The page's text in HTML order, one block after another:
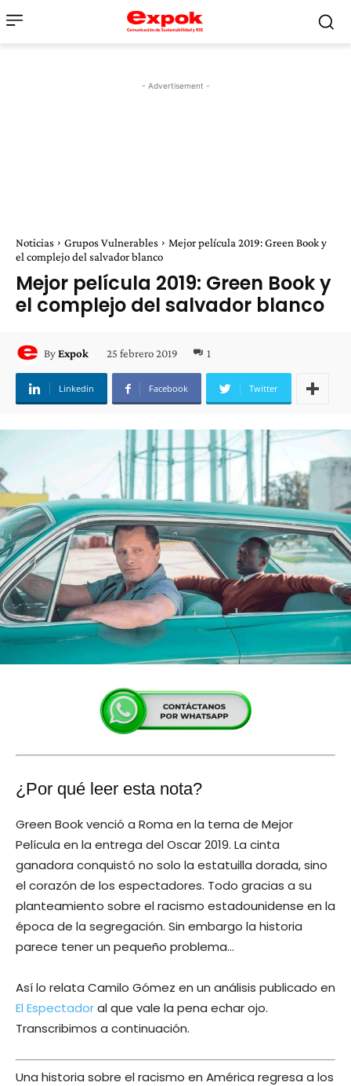
- Advertisement -
Noticias Grupos Vulnerables
Mejor película 2019: Green Book y
el complejo del salvador blanco
Mejor película 2019: Green Book y
el complejo del salvador blanco
ByExpok 25 febrero 2019 1
Linkedin Facebook Twitter
¿Por qué leer esta nota?
Green Book venció a Roma en la terna de Mejor
Película en la entrega del Oscar 2019. La cinta
ganadora conquistó no solo la estatuilla dorada, sino
el corazón de los espectadores. Todo gracias a su
planteamiento sobre el racismo estadounidense en la
época de la segregación. Sin embargo la historia
parece tener un pequeño problema…
Así lo relata Camilo Gómez en un análisis publicado en
El Espectadoral que vale la pena echar ojo.
Transcribimos a continuación.
Una historia sobre el racismo en América regresa a los